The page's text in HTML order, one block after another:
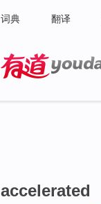
词典 翻译
accelerated